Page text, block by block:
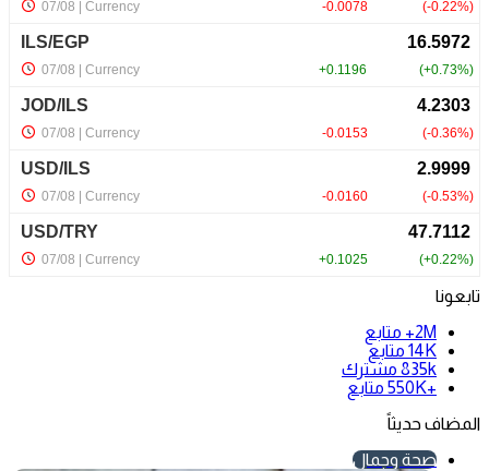
تابعونا
2M+
متابع
14K متابع
835k مشترك
+550K
متابع
المضاف حديثاً
صحة وجمال